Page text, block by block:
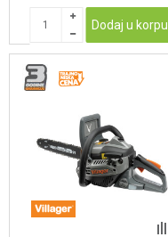
Dodaj u korpu